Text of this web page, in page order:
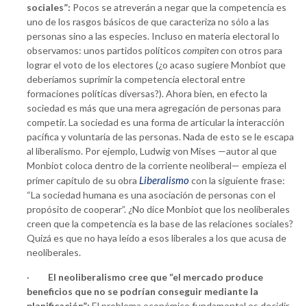
sociales”: Pocos se atreverán a negar que la competencia es
uno de los rasgos básicos de que caracteriza no sólo a las
personas sino a las especies. Incluso en materia electoral lo
observamos: unos partidos políticos compitencon otros para
lograr el voto de los electores (¿o acaso sugiere Monbiot que
deberíamos suprimir la competencia electoral entre
formaciones políticas diversas?). Ahora bien, en efecto la
sociedad es más que una mera agregación de personas para
competir. La sociedad es una forma de articular la interacción
pacífica y voluntaria de las personas. Nada de esto se le escapa
al liberalismo. Por ejemplo, Ludwig von Mises —autor al que
Monbiot coloca dentro de la corriente neoliberal— empieza el
primer capítulo de su obra Liberalismo con la siguiente frase:
“La sociedad humana es una asociación de personas con el
propósito de cooperar”. ¿No dice Monbiot que los neoliberales
creen que la competencia es la base de las relaciones sociales?
Quizá es que no haya leído a esos liberales a los que acusa de
neoliberales.
· El neoliberalismo cree que “el mercado produce
beneficios que no se podrían conseguir mediante la